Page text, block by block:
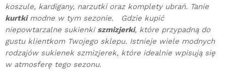
koszule, kardigany, narzutki oraz komplety ubrań. Tanie
kurtkimodne w tym sezonie. Gdzie kupić
niepowtarzalne sukienki szmizjerki, które przypadną do
gustu klientkom Twojego sklepu. Istnieje wiele modnych
rodzajów sukienek szmizjerek, które idealnie wpisują się
w atmosferę tego sezonu.